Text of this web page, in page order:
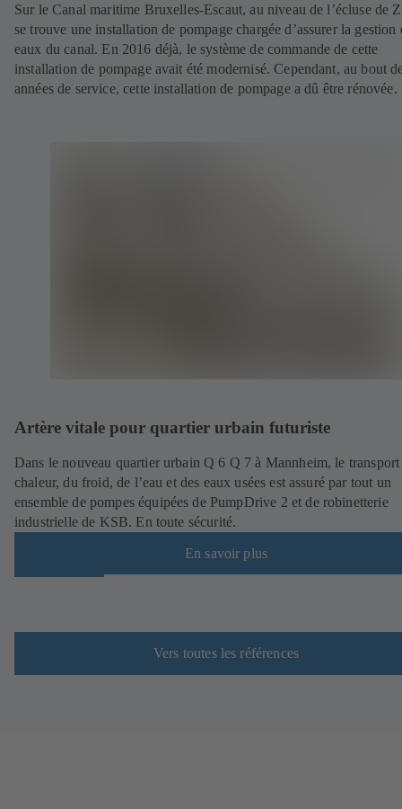
Sur le Canal maritime Bruxelles-Escaut, au niveau de l’écluse de
se trouve une installation de pompage chargée d’assurer la gestion
eaux du canal. En 2016 déjà, le système de commande de cette
installation de pompage avait été modernisé. Cependant, au bout
années de service, cette installation de pompage a dû être rénovée.
Artère vitale pour quartier urbain futuriste
Dans le nouveau quartier urbain Q 6 Q 7 à Mannheim, le transport
chaleur, du froid, de l’eau et des eaux usées est assuré par tout un
ensemble de pompes équipées de PumpDrive 2 et de robinetterie
industrielle de KSB. En toute sécurité.
En savoir plus
Vers toutes les références